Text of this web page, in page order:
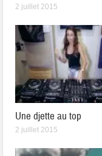
2 juillet 2015
Une djette au top
2 juillet 2015